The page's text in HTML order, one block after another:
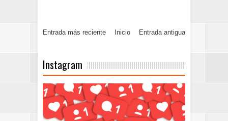
Entrada más reciente Entrada antigua
Inicio
Instagram